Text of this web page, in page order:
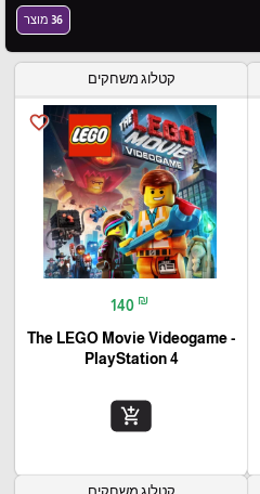
36 מוצר
קטלוג משחקים
favorite_border
140 ₪
The LEGO Movie Videogame -
PlayStation 4
add_shopping_cart